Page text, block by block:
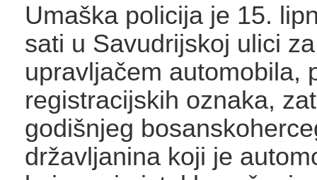
Umaška policija je 15.
sati u Savudrijskoj ulici za
upravljačem automobila,
registracijskih oznaka,
godišnjeg
državljanina koji je